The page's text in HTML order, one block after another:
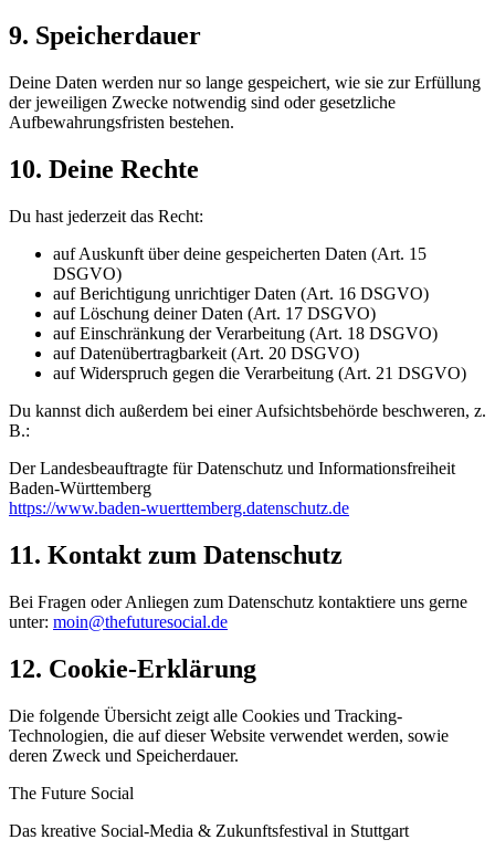
9. Speicherdauer
Deine Daten werden nur so lange gespeichert, wie sie zur Erfüllung
der jeweiligen Zwecke notwendig sind oder gesetzliche
Aufbewahrungsfristen bestehen.
10. Deine Rechte
Du hast jederzeit das Recht:
auf Auskunft über deine gespeicherten Daten (Art. 15
DSGVO)
auf Berichtigung unrichtiger Daten (Art. 16 DSGVO)
auf Löschung deiner Daten (Art. 17 DSGVO)
auf Einschränkung der Verarbeitung (Art. 18 DSGVO)
auf Datenübertragbarkeit (Art. 20 DSGVO)
auf Widerspruch gegen die Verarbeitung (Art. 21 DSGVO)
Du kannst dich außerdem bei einer Aufsichtsbehörde beschweren, z.
B.:
Der Landesbeauftragte für Datenschutz und Informationsfreiheit
Baden-Württemberg
https://www.baden-wuerttemberg.datenschutz.de
11. Kontakt zum Datenschutz
Bei Fragen oder Anliegen zum Datenschutz kontaktiere uns gerne
unter: moin@thefuturesocial.de
12. Cookie-Erklärung
Die folgende Übersicht zeigt alle Cookies und Tracking-
Technologien, die auf dieser Website verwendet werden, sowie
deren Zweck und Speicherdauer.
The Future Social
Das kreative Social-Media & Zukunftsfestival in Stuttgart